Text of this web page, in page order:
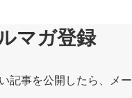
マガ登録
記事を公開したら、メ